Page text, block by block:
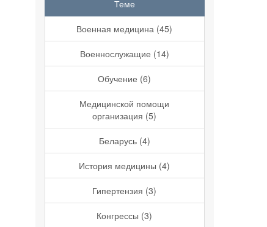
Теме
Военная медицина (45)
Военнослужащие (14)
Обучение (6)
Медицинской помощи
организация (5)
Беларусь (4)
История медицины (4)
Гипертензия (3)
Конгрессы (3)